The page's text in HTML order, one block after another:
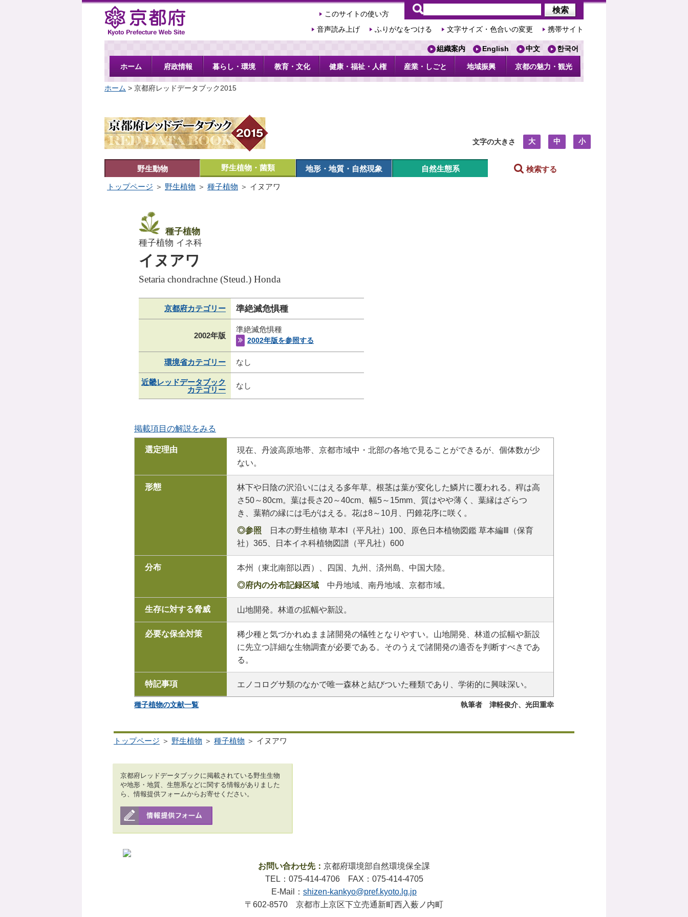
京都府
このサイトの使い方
音声読み上げ
ふりがなをつける 文字サイズ・色合いの変更 携帯サイト
組織案内 English 中文 한국어
ホーム 府政情報 暮らし・環境 教育・文化 健康・福祉・人権 産業・しごと 地域振興 京都の魅力・観光
ホーム > 京都府レッドデータブック2015
文字の大きさ 大 中 小
野生動物 野生植物・菌類 地形・地質・自然現象 自然生態系
検索する
トップページ ＞ 野生植物 ＞ 種子植物 ＞ イヌアワ
種子植物
種子植物 イネ科
イヌアワ
Setaria chondrachne (Steud.) Honda
京都府カテゴリー 準絶滅危惧種
2002年版
準絶滅危惧種
2002年版を参照する
環境省カテゴリー なし
近畿レッドデータブック
カテゴリー
なし
掲載項目の解説をみる
選定理由
現在、丹波高原地帯、京都市域中・北部の各地で見ることができるが、個体数が少
ない。
形態
林下や日陰の沢沿いにはえる多年草。根茎は葉が変化した鱗片に覆われる。稈は高
さ50～80cm。葉は長さ20～40cm、幅5～15mm、質はやや薄く、葉縁はざらつ
き、葉鞘の縁には毛がはえる。花は8～10月、円錐花序に咲く。
◎参照 日本の野生植物 草本Ⅰ（平凡社）100、原色日本植物図鑑 草本編Ⅲ（保育
社）365、日本イネ科植物図譜（平凡社）600
分布
本州（東北南部以西）、四国、九州、済州島、中国大陸。
◎府内の分布記録区域 中丹地域、南丹地域、京都市域。
生存に対する脅威 山地開発。林道の拡幅や新設。
必要な保全対策
稀少種と気づかれぬまま諸開発の犠牲となりやすい。山地開発、林道の拡幅や新設
に先立つ詳細な生物調査が必要である。そのうえで諸開発の適否を判断すべきであ
る。
特記事項 エノコログサ類のなかで唯一森林と結びついた種類であり、学術的に興味深い。
種子植物の文献一覧 執筆者 津軽俊介、光田重幸
トップページ ＞ 野生植物 ＞ 種子植物 ＞ イヌアワ
京都府レッドデータブックに掲載されている野生生物
や地形・地質、生態系などに関する情報がありました
ら、情報提供フォームからお寄せください。
お問い合わせ先： 京都府環境部自然環境保全課
TEL：075-414-4706 FAX：075-414-4705
E-Mail： shizen-kankyo@pref.kyoto.lg.jp
〒602-8570 京都市上京区下立売通新町西入薮ノ内町